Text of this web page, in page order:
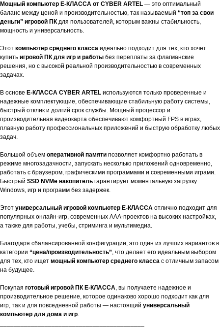
Мощный компьютер E-КЛАССА от CYBER ARTEL — это оптимальный
баланс между ценой и производительностью, так называемый “топ за свои
деньги” игровой ПКдля пользователей, которым важны стабильность,
мощность и универсальность.
Этот компьютер среднего класса идеально подходит для тех, кто хочет
купить игровой ПК для игр и работы без переплаты за флагманские
решения, но с высокой реальной производительностью в современных
задачах.
В основе E-КЛАССА CYBER ARTEL используются только проверенные и
надежные комплектующие, обеспечивающие стабильную работу системы,
быстрый отклик и долгий срок службы. Мощный процессор и
производительная видеокарта обеспечивают комфортный FPS в играх,
плавную работу профессиональных приложений и быструю обработку любых
задач.
Большой объем оперативной памяти позволяет комфортно работать в
режиме многозадачности, запускать несколько приложений одновременно,
работать с браузером, графическими программами и современными играми.
Быстрый SSD NVMe накопитель гарантирует моментальную загрузку
Windows, игр и программ без задержек.
Этот универсальный игровой компьютер E-КЛАССА отлично подходит для
популярных онлайн-игр, современных AAA-проектов на высоких настройках,
а также для работы, учебы, стриминга и мультимедиа.
Благодаря сбалансированной конфигурации, это один из лучших вариантов в
категории “цена/производительность”, что делает его идеальным выбором
для тех, кто ищет мощный компьютер среднего класса с отличным запасом
на будущее.
Покупая готовый игровой ПК E-КЛАССА, вы получаете надежное и
производительное решение, которое одинаково хорошо подходит как для
игр, так и для повседневной работы — настоящий универсальный
компьютер для дома и игр.